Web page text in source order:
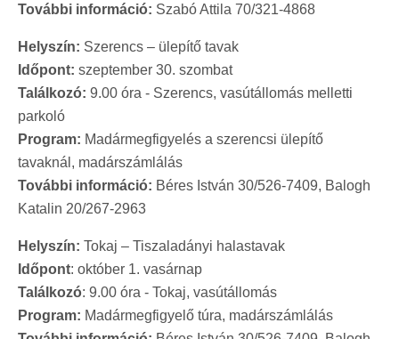
További információ: Szabó Attila 70/321-4868
Helyszín: Szerencs – ülepítő tavak
Időpont: szeptember 30. szombat
Találkozó: 9.00 óra - Szerencs, vasútállomás melletti
parkoló
Program: Madármegfigyelés a szerencsi ülepítő
tavaknál, madárszámlálás
További információ: Béres István 30/526-7409, Balogh
Katalin 20/267-2963
Helyszín: Tokaj – Tiszaladányi halastavak
Időpont: október 1. vasárnap
Találkozó: 9.00 óra - Tokaj, vasútállomás
Program: Madármegfigyelő túra, madárszámlálás